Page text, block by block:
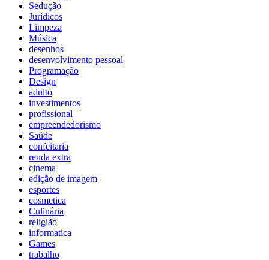
Sedução
Jurídicos
Limpeza
Música
desenhos
desenvolvimento pessoal
Programação
Design
adulto
investimentos
profissional
empreendedorismo
Saúde
confeitaria
renda extra
cinema
edição de imagem
esportes
cosmetica
Culinária
religião
informatica
Games
trabalho